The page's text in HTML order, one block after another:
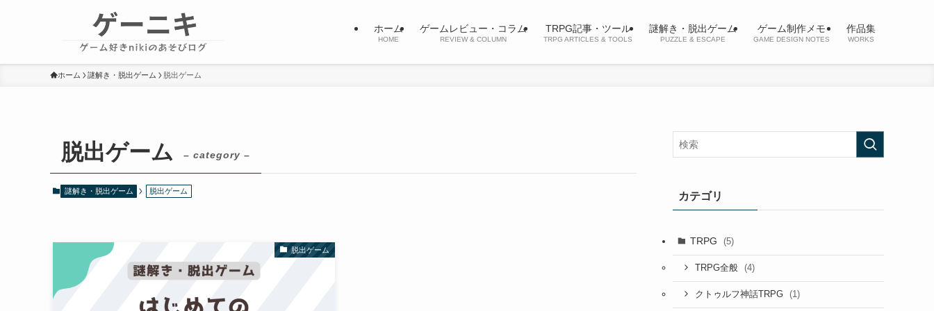
ホーム
HOME
ゲームレビュー・コラム
REVIEW & COLUMN
TRPG記事・ツール
TRPG ARTICLES & TOOLS
謎解き・脱出ゲーム
PUZZLE & ESCAPE
ゲーム制作メモ
GAME DESIGN NOTES
作品集
WORKS
ホーム 謎解き・脱出ゲーム 脱出ゲーム
脱出ゲーム – category –
謎解き・脱出ゲーム 脱出ゲーム
脱出ゲーム
カテゴリ
TRPG (5)
TRPG全般 (4)
クトゥルフ神話TRPG (1)